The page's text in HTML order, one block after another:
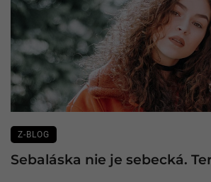
Z-BLOG
Sebaláska nie je sebecká.